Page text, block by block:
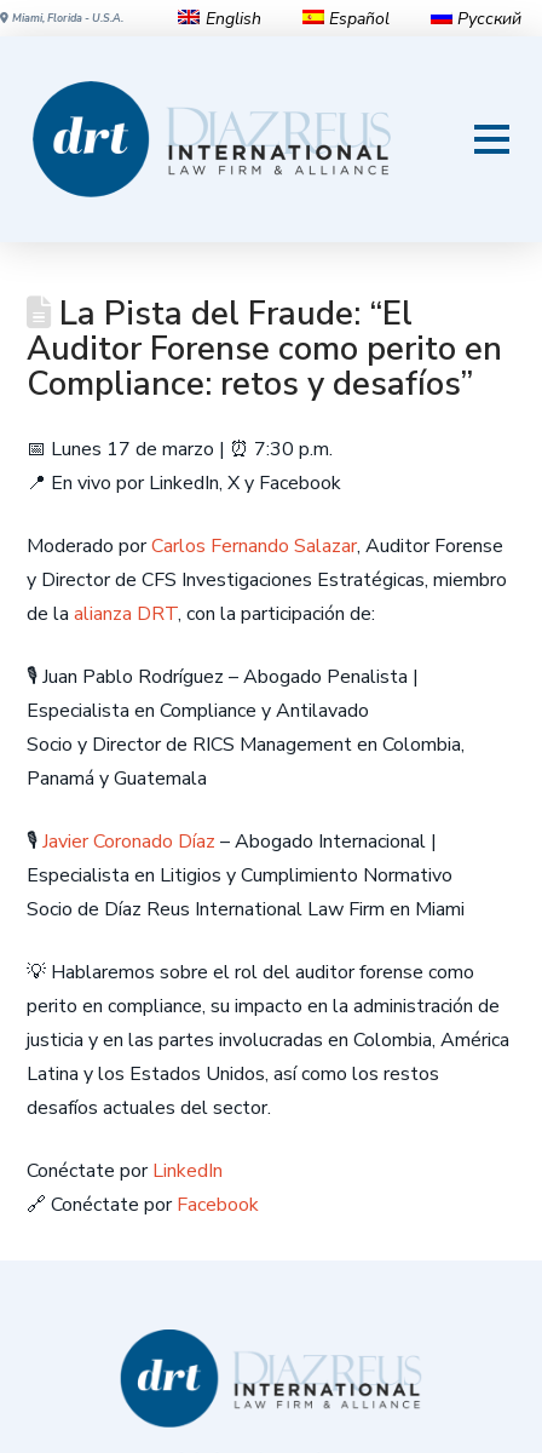
Miami, Florida - U.S.A. English Español Русский
La Pista del Fraude: “El
Auditor Forense como perito en
Compliance: retos y desafíos”
📅 Lunes 17 de marzo | ⏰ 7:30 p.m.
📍 En vivo por LinkedIn, X y Facebook
Moderado porCarlos Fernando Salazar, Auditor Forense
y Director de CFS Investigaciones Estratégicas, miembro
de laalianza DRT, con la participación de:
🎙️ Juan Pablo Rodríguez – Abogado Penalista |
Especialista en Compliance y Antilavado
Socio y Director de RICS Management en Colombia,
Panamá y Guatemala
🎙️Javier Coronado Díaz – Abogado Internacional |
Especialista en Litigios y Cumplimiento Normativo
Socio de Díaz Reus International Law Firm en Miami
💡 Hablaremos sobre el rol del auditor forense como
perito en compliance, su impacto en la administración de
justicia y en las partes involucradas en Colombia, América
Latina y los Estados Unidos, así como los restos
desafíos actuales del sector.
Conéctate porLinkedIn
🔗 Conéctate porFacebook